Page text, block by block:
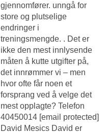
gjennomfører. unngå for
store og plutselige
endringer i
treningsmengde. . Det er
ikke den mest innlysende
måten å kutte utgifter på,
det innrømmer vi – men
hvor ofte får noen et
forsprang ved å velge det
mest opplagte? Telefon
40450014 [email protected]
David Mesics David er